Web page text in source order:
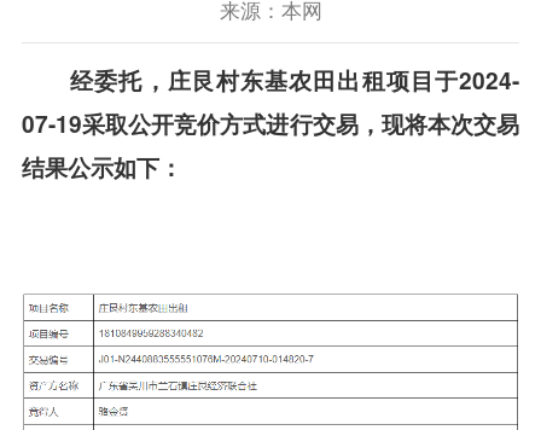
来源：本网
经委托，庄艮村东基农田出租项目于2024-
07-19采取公开竞价方式进行交易，现将本次交易
结果公示如下：